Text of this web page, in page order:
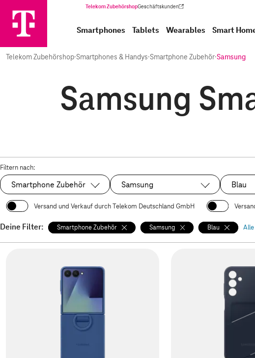
Telekom ZubehörshopGeschäftskunden
(Wird in einem neuen Tab geöffnet)
Smartphones Tablets Wearables Smart
Telekom Zubehörshop·Smartphones & Handys·Smartphone Zubehör·Samsung
Samsung
Filtern nach:
Ausgewählt:
Smartphone Zubehör Ausgewählt:
Samsung Blau
Versand und Verkauf durch Telekom Deutschland GmbH
Deine Filter: Smartphone Zubehör Samsung Blau